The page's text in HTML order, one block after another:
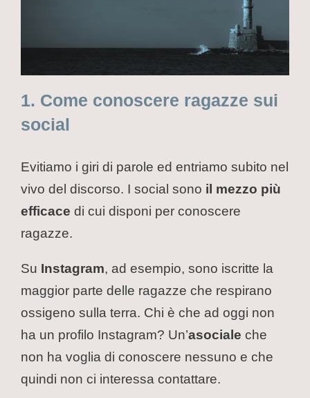
1. Come conoscere ragazze sui
social
Evitiamo i giri di parole ed entriamo subito nel
vivo del discorso. I social sono il mezzo più
efficace di cui disponi per conoscere
ragazze.
Su Instagram, ad esempio, sono iscritte la
maggior parte delle ragazze che respirano
ossigeno sulla terra. Chi è che ad oggi non
ha un profilo Instagram? Un’asociale che
non ha voglia di conoscere nessuno e che
quindi non ci interessa contattare.